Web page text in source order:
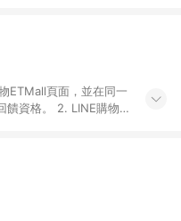
ETMall頁面，並在同一
饋資格。 2. LINE購物
下類別商品，將無法獲
商品。 4. 如取消訂